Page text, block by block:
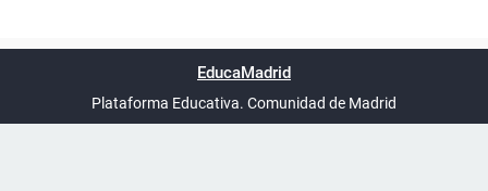
UTC+02:00
phpBB España
EducaMadrid
Plataforma Educativa. Comunidad de Madrid